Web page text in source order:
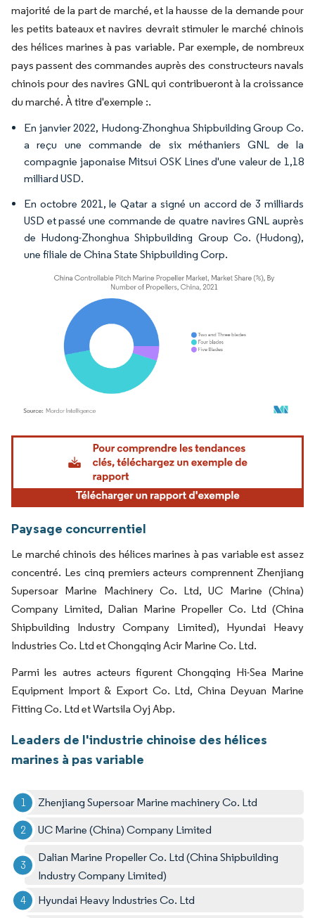
majorité de la part de marché, et la hausse de la demande pour
les petits bateaux et navires devrait stimuler le marché chinois
des hélices marines à pas variable. Par exemple, de nombreux
pays passent des commandes auprès des constructeurs navals
chinois pour des navires GNL qui contribueront à la croissance
du marché. À titre d'exemple :.
En janvier 2022, Hudong-Zhonghua Shipbuilding Group Co.
a reçu une commande de six méthaniers GNL de la
compagnie japonaise Mitsui OSK Lines d'une valeur de 1,18
milliard USD.
En octobre 2021, le Qatar a signé un accord de 3 milliards
USD et passé une commande de quatre navires GNL auprès
de Hudong-Zhonghua Shipbuilding Group Co. (Hudong),
une filiale de China State Shipbuilding Corp.
Image © Mordor Intelligence. La réutilisation nécessite une attribution sous CC BY
Paysage concurrentiel
Le marché chinois des hélices marines à pas variable est assez
concentré. Les cinq premiers acteurs comprennent Zhenjiang
Supersoar Marine Machinery Co. Ltd, UC Marine (China)
Company Limited, Dalian Marine Propeller Co. Ltd (China
Shipbuilding Industry Company Limited), Hyundai Heavy
Industries Co. Ltd et Chongqing Acir Marine Co. Ltd.
Parmi les autres acteurs figurent Chongqing Hi-Sea Marine
Equipment Import & Export Co. Ltd, China Deyuan Marine
Fitting Co. Ltd et Wartsila Oyj Abp.
Leaders de l'industrie chinoise des hélices
marines à pas variable
Zhenjiang Supersoar Marine machinery Co. Ltd
UC Marine (China) Company Limited
Dalian Marine Propeller Co. Ltd (China Shipbuilding
Industry Company Limited)
Hyundai Heavy Industries Co. Ltd